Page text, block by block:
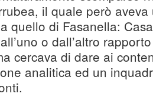
il quale però
quello di Fasanella:
o dall’altro
cercava di dare ai
analitica ed un